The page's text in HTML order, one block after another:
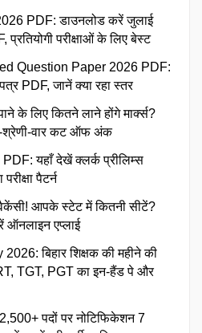
PDF: डाउनलोड करें जुलाई
परीक्षाओं के लिए बेस्ट
Question Paper 2026 PDF:
PDF, जानें क्या रहा स्तर
के लिए कितने लाने होंगे मार्क्स?
श्रेणी-वार कट ऑफ अंक
यहाँ देखें क्लर्क प्रीलिम्स
पैटर्न
आपके स्टेट में कितनी सीटें?
ऑनलाइन एप्लाई
बिहार शिक्षक की महीने की
TGT, PGT का इन-हैंड पे और
पदों पर नोटिफिकेशन 7